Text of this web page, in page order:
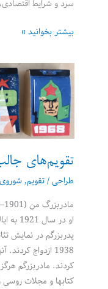
سرد و شرایط
فیلم
«پرزیدنت
آکتور
سینما»
سه
سئوال
در
مورد
این
فیلم
بیشتر بخوانید »
تقویم‌های جالب دهه
طراحی/تقویم,شوروی
او در
پدربزرگم در نمایش
1938 ازدواج
کردند. مادربزرگم
کتابها و مجلات روسی